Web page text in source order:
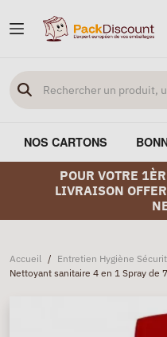
NOS CARTONS
POUR VOTRE
LIVRAISON
Accueil / Entretien Hygiène
Nettoyant sanitaire 4 en 1 Spray de